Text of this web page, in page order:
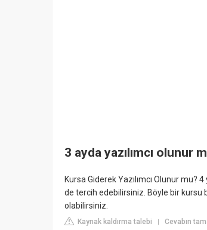
3 ayda yazılımcı olunur
Kursa Giderek Yazılımcı Olunur mu?
de tercih edebilirsiniz. Böyle bir kursu
olabilirsiniz.
Kaynak kaldırma talebi Cevabın